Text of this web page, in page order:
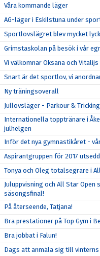
Våra kommande läger
AG-läger i Eskilstuna under
Sportlovslägret blev mycket
Grimstaskolan på besök i vår
Vi välkomnar Oksana och
Snart är det sportlov, vi
Ny träningsoverall
Jullovsläger - Parkour & Tricking
Internationella topptränare i
julhelgen
Inför det nya gymnastikåret -
Aspirantgruppen för 2017 utsedd
Tonya och Oleg totalsegrare i
Juluppvisning och All Star Open
säsongsfinal!
På återseende, Tatjana!
Bra prestationer på Top Gym i
Bra jobbat i Falun!
Dags att anmäla sig till